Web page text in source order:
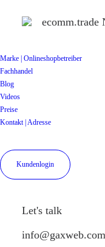
Marke | Onlineshopbetreiber
Fachhandel
Blog
Videos
Preise
Kontakt | Adresse
Kundenlogin
Let's talk
info@gaxweb.com